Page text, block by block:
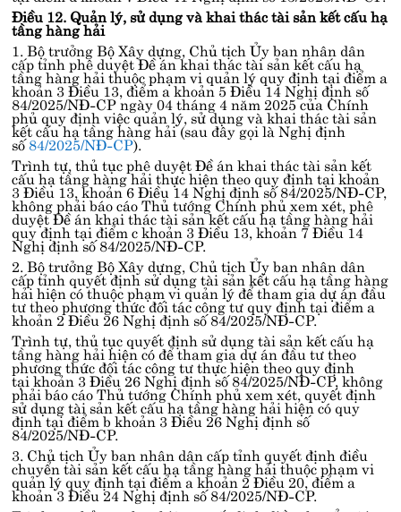
Điều 12. Quản lý, sử dụng và khai thác tài sản kết cấu hạ
tầng hàng hải
1. Bộ trưởng Bộ Xây dựng, Chủ tịch Ủy ban nhân dân
cấp tỉnh phê duyệt Đề án khai thác tài sản kết cấu hạ
tầng hàng hải thuộc phạm vi quản lý quy định tạiđiểm a
khoản 3 Điều 13, điểm a khoản 5 Điều 14 Nghị định số
84/2025/NĐ-CPngày 04 tháng 4 năm 2025 của Chính
phủ quy định việc quản lý, sử dụng và khai thác tài sản
kết cấu hạ tầng hàng hải (sau đây gọi là Nghị định
số84/2025/NĐ-CP).
Trình tự, thủ tục phê duyệt Đề án khai thác tài sản kết
cấu hạ tầng hàng hải thực hiện theo quy định tạikhoản
3 Điều 13, khoản 6 Điều 14 Nghị định số 84/2025/NĐ-CP,
không phải báo cáo Thủ tướng Chính phủ xem xét, phê
duyệt Đề án khai thác tài sản kết cấu hạ tầng hàng hải
quy định tạiđiểm c khoản 3 Điều 13, khoản 7 Điều 14
Nghị định số 84/2025/NĐ-CP.
2. Bộ trưởng Bộ Xây dựng, Chủ tịch Ủy ban nhân dân
cấp tỉnh quyết định sử dụng tài sản kết cấu hạ tầng hàng
hải hiện có thuộc phạm vi quản lý để tham gia dự án đầu
tư theo phương thức đối tác công tư quy định tạiđiểm a
khoản 2 Điều 26 Nghị định số 84/2025/NĐ-CP.
Trình tự, thủ tục quyết định sử dụng tài sản kết cấu hạ
tầng hàng hải hiện có để tham gia dự án đầu tư theo
phương thức đối tác công tư thực hiện theo quy định
tạikhoản 3 Điều 26 Nghị định số 84/2025/NĐ-CP, không
phải báo cáo Thủ tướng Chính phủ xem xét, quyết định
sử dụng tài sản kết cấu hạ tầng hàng hải hiện có quy
định tạiđiểm b khoản 3 Điều 26 Nghị định số
84/2025/NĐ-CP.
3. Chủ tịch Ủy ban nhân dân cấp tỉnh quyết định điều
chuyển tài sản kết cấu hạ tầng hàng hải thuộc phạm vi
quản lý quy định tạiđiểm a khoản 2 Điều 20, điểm a
khoản 3 Điều 24 Nghị định số 84/2025/NĐ-CP.